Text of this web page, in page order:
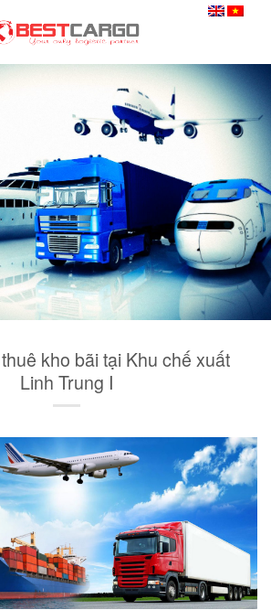
kho bãi tại Khu chế xuất
Linh Trung I